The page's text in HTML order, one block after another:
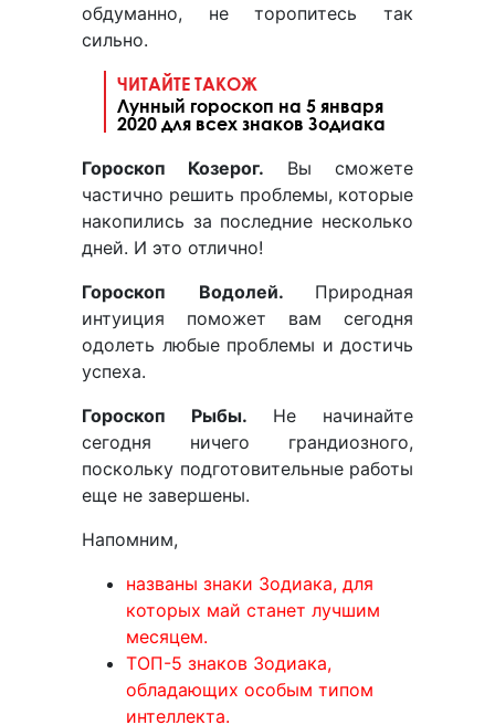
обдуманно, не торопитесь так
сильно.
ЧИТАЙТЕ ТАКОЖ
Лунный гороскоп на 5 января
2020 для всех знаков Зодиака
Гороскоп Козерог. Вы сможете
частично решить проблемы, которые
накопились за последние несколько
дней. И это отлично!
Гороскоп Водолей. Природная
интуиция поможет вам сегодня
одолеть любые проблемы и достичь
успеха.
Гороскоп Рыбы. Не начинайте
сегодня ничего грандиозного,
поскольку подготовительные работы
еще не завершены.
Напомним,
названы знаки Зодиака, для
которых май станет лучшим
месяцем.
ТОП-5 знаков Зодиака,
обладающих особым типом
интеллекта.